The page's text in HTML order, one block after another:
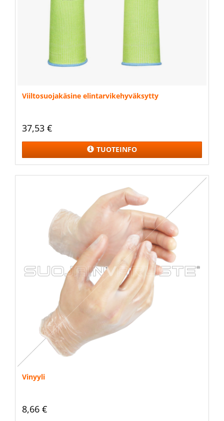
Viiltosuojakäsine elintarvikehyväksytty
37,53 €
TUOTEINFO
Vinyyli
8,66 €